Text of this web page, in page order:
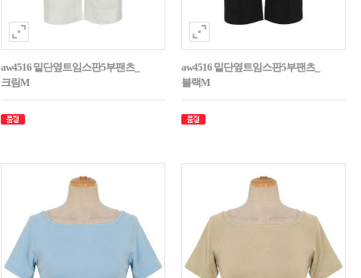
aw4516 밑단옆트임스판5부팬츠_
크림M
aw4516 밑단옆트임스판5부팬츠_
블랙M